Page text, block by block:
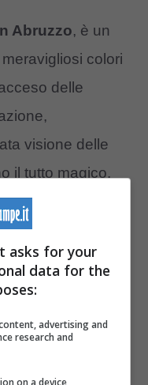
Abruzzo, è un
colori
delle
visione delle
il tutto magico.
animali che
non ci
nuotare, con
asks for your
data for the
advertising and
research and
on a device